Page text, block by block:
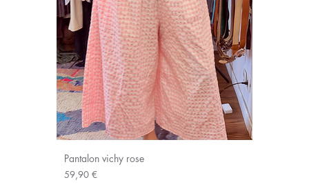
Pantalon vichy rose
Prix
59,90 €